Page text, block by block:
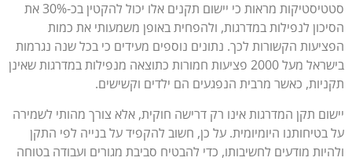
סטטיסטיקות מראות כי יישום תקנים אלו יכול להקטין בכ-30% את
לנפילות במדרגות, ולהפחית באופן משמעותי את כמות
הקשורות לכך. נתונים נוספים מעידים כי בכל שנה נגרמות
בישראל מעל 2000 פציעות חמורות כתוצאה מנפילות במדרגות שאינן
כאשר מרבית הנפגעים הם ילדים וקשישים.
תקן המדרגות אינו רק דרישה חוקית, אלא צורך מהותי לשמירה
היומיומית. על כן, חשוב להקפיד על בנייה לפי התקן
מודעים לחשיבותו, כדי להבטיח סביבת מגורים ועבודה בטוחה